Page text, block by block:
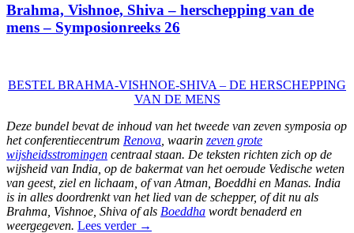
Brahma, Vishnoe, Shiva – herschepping van de
mens – Symposionreeks 26
BESTEL BRAHMA-VISHNOE-SHIVA – DE HERSCHEPPING
VAN DE MENS
Deze bundel bevat de inhoud van het tweede van zeven symposia op
het conferentiecentrum Renova , waarin zeven grote
wijsheidsstromingen centraal staan. De teksten richten zich op de
wijsheid van India, op de bakermat van het oeroude Vedische weten
van geest, ziel en lichaam, of van Atman, Boeddhi en Manas. India
is in alles doordrenkt van het lied van de schepper, of dit nu als
Brahma, Vishnoe, Shiva of als Boeddha wordt benaderd en
weergegeven. Lees verder →